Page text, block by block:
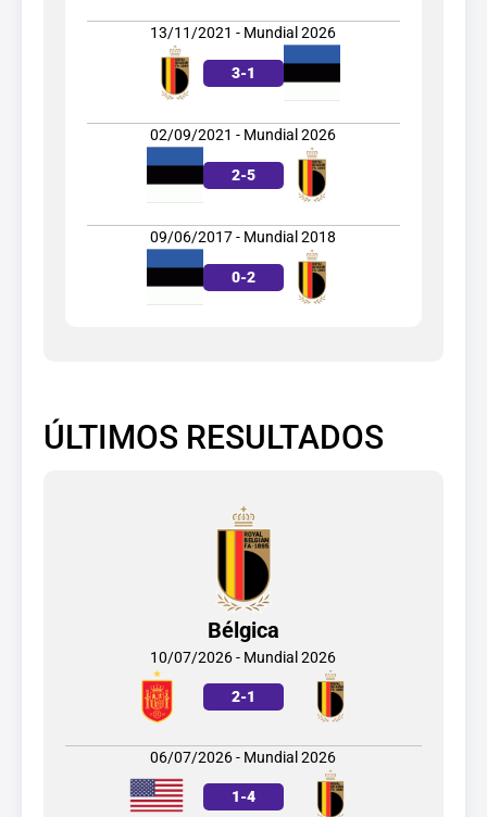
13/11/2021 - Mundial 2026
3-1
02/09/2021 - Mundial 2026
2-5
09/06/2017 - Mundial 2018
0-2
ÚLTIMOS RESULTADOS
Bélgica
10/07/2026 - Mundial 2026
2-1
06/07/2026 - Mundial 2026
1-4